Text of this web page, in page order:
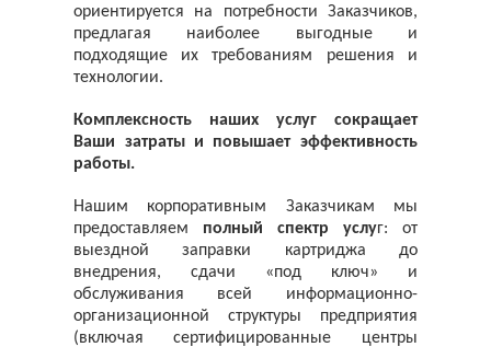
ориентируется на потребности Заказчиков,
предлагая наиболее выгодные и
подходящие их требованиям решения и
технологии.
Комплексность наших услуг сокращает
Ваши затраты и повышает эффективность
работы.
Нашим корпоративным Заказчикам мы
предоставляем полный спектр услуг: от
выездной заправки картриджа до
внедрения, сдачи «под ключ» и
обслуживания всей информационно-
организационной структуры предприятия
(включая сертифицированные центры